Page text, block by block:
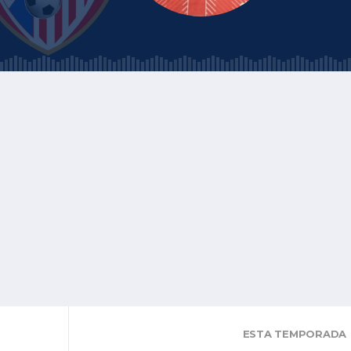
ESTA TEMPORADA